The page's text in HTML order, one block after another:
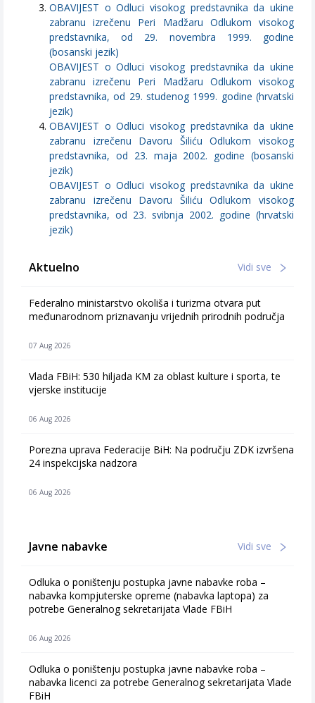
OBAVIJEST o Odluci visokog predstavnika da ukine
zabranu izrečenu Peri Madžaru Odlukom visokog
predstavnika, od 29. novembra 1999. godine
(bosanski jezik)
OBAVIJEST o Odluci visokog predstavnika da ukine
zabranu izrečenu Peri Madžaru Odlukom visokog
predstavnika, od 29. studenog 1999. godine (hrvatski
jezik)
OBAVIJEST o Odluci visokog predstavnika da ukine
zabranu izrečenu Davoru Šiliću Odlukom visokog
predstavnika, od 23. maja 2002. godine (bosanski
jezik)
OBAVIJEST o Odluci visokog predstavnika da ukine
zabranu izrečenu Davoru Šiliću Odlukom visokog
predstavnika, od 23. svibnja 2002. godine (hrvatski
jezik)
Aktuelno Vidi sve
Federalno ministarstvo okoliša i turizma otvara put
međunarodnom priznavanju vrijednih prirodnih područja
07 Aug 2026
Vlada FBiH: 530 hiljada KM za oblast kulture i sporta, te
vjerske institucije
06 Aug 2026
Porezna uprava Federacije BiH: Na području ZDK izvršena
24 inspekcijska nadzora
06 Aug 2026
Javne nabavke Vidi sve
Odluka o poništenju postupka javne nabavke roba –
nabavka kompjuterske opreme (nabavka laptopa) za
potrebe Generalnog sekretarijata Vlade FBiH
06 Aug 2026
Odluka o poništenju postupka javne nabavke roba –
nabavka licenci za potrebe Generalnog sekretarijata Vlade
FBiH